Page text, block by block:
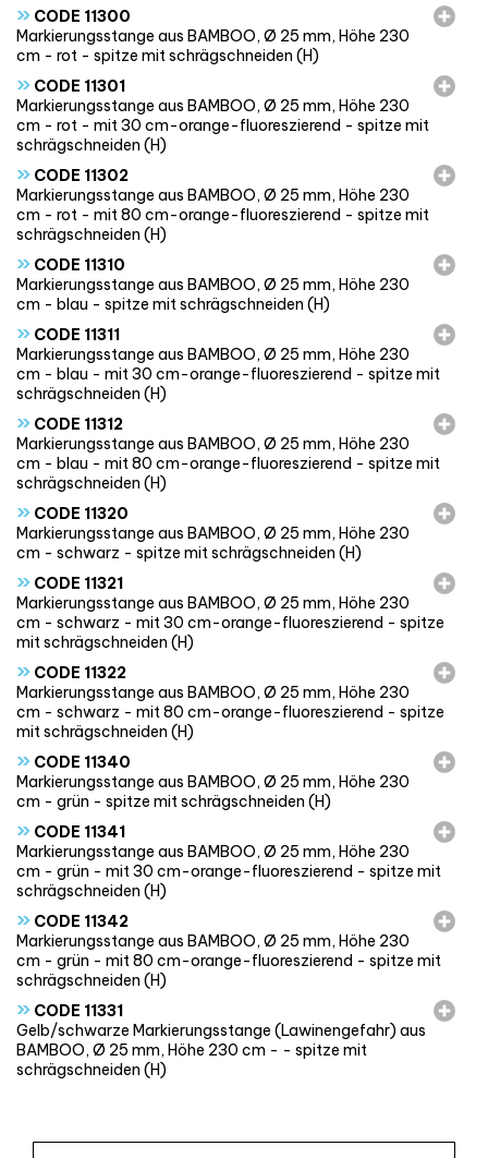
» CODE 11300
Markierungsstange aus BAMBOO, Ø 25 mm, Höhe 230
cm - rot - spitze mit schrägschneiden (H)
» CODE 11301
Markierungsstange aus BAMBOO, Ø 25 mm, Höhe 230
cm - rot - mit 30 cm-orange-fluoreszierend - spitze mit
schrägschneiden (H)
» CODE 11302
Markierungsstange aus BAMBOO, Ø 25 mm, Höhe 230
cm - rot - mit 80 cm-orange-fluoreszierend - spitze mit
schrägschneiden (H)
» CODE 11310
Markierungsstange aus BAMBOO, Ø 25 mm, Höhe 230
cm - blau - spitze mit schrägschneiden (H)
» CODE 11311
Markierungsstange aus BAMBOO, Ø 25 mm, Höhe 230
cm - blau - mit 30 cm-orange-fluoreszierend - spitze mit
schrägschneiden (H)
» CODE 11312
Markierungsstange aus BAMBOO, Ø 25 mm, Höhe 230
cm - blau - mit 80 cm-orange-fluoreszierend - spitze mit
schrägschneiden (H)
» CODE 11320
Markierungsstange aus BAMBOO, Ø 25 mm, Höhe 230
cm - schwarz - spitze mit schrägschneiden (H)
» CODE 11321
Markierungsstange aus BAMBOO, Ø 25 mm, Höhe 230
cm - schwarz - mit 30 cm-orange-fluoreszierend - spitze
mit schrägschneiden (H)
» CODE 11322
Markierungsstange aus BAMBOO, Ø 25 mm, Höhe 230
cm - schwarz - mit 80 cm-orange-fluoreszierend - spitze
mit schrägschneiden (H)
» CODE 11340
Markierungsstange aus BAMBOO, Ø 25 mm, Höhe 230
cm - grün - spitze mit schrägschneiden (H)
» CODE 11341
Markierungsstange aus BAMBOO, Ø 25 mm, Höhe 230
cm - grün - mit 30 cm-orange-fluoreszierend - spitze mit
schrägschneiden (H)
» CODE 11342
Markierungsstange aus BAMBOO, Ø 25 mm, Höhe 230
cm - grün - mit 80 cm-orange-fluoreszierend - spitze mit
schrägschneiden (H)
» CODE 11331
Gelb/schwarze Markierungsstange (Lawinengefahr) aus
BAMBOO, Ø 25 mm, Höhe 230 cm - - spitze mit
schrägschneiden (H)